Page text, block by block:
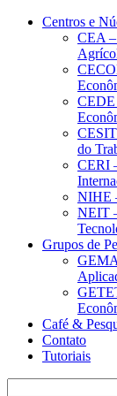
Conteúdo principal
Centros e
CEA –
CEDE
do
CERI
NIHE
NEIT
Grupos de
Café &
Contato
Tutoriais